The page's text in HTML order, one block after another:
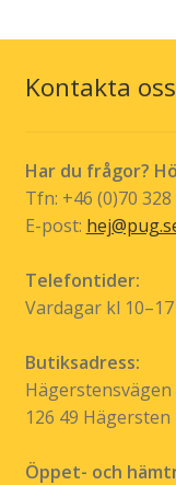
Kontakta
Har du frågor?
Tfn: +46 (0)70 328
E-post:
Telefontider:
Vardagar kl 10–17
Butiksadress:
Hägerstensvägen
126 49 Hägersten
Öppet- och